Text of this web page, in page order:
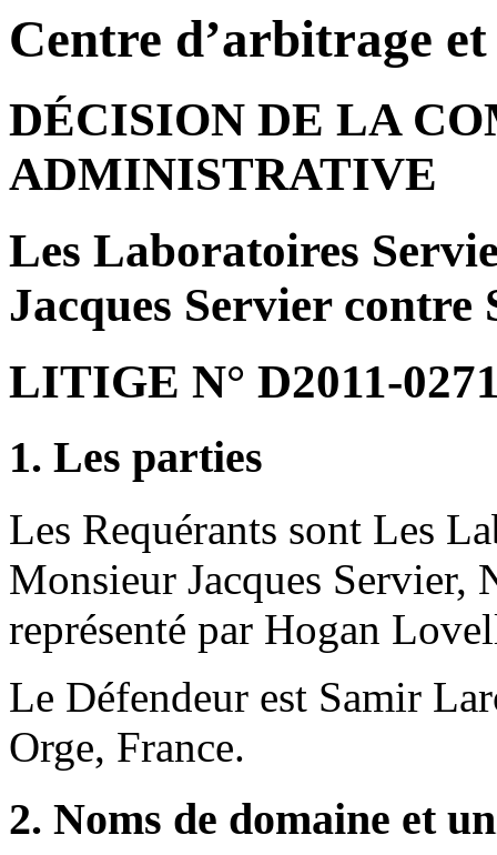
Centre d’arbitrage
DÉCISION DE LA
ADMINISTRATIVE
Les Laboratoires
Jacques Servier
LITIGE N° D2011-
1. Les parties
Les Requérants sont Les
Monsieur Jacques Servier,
représenté par Hogan
Le Défendeur est Samir
Orge, France.
2. Noms de domaine et